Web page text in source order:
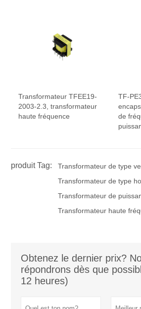
Transformateur TFEE19-
2003-2.3, transformateur
haute fréquence
TF-
de
produit Tag:
Transformateur de type
Transformateur de type
Transformateur de
Transformateur haute
Obtenez le dernier prix?
répondrons dès que
12 heures)